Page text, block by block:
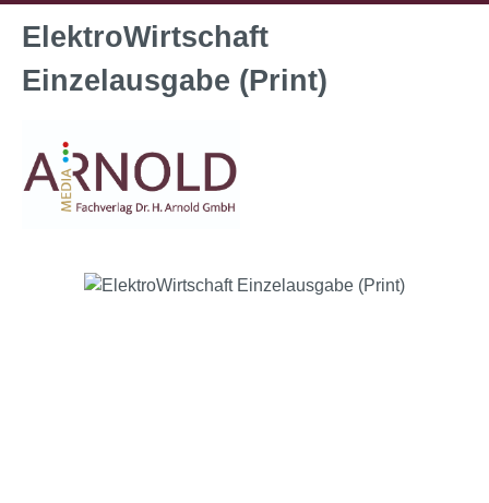
ElektroWirtschaft
Einzelausgabe (Print)
Bildergalerie überspringen